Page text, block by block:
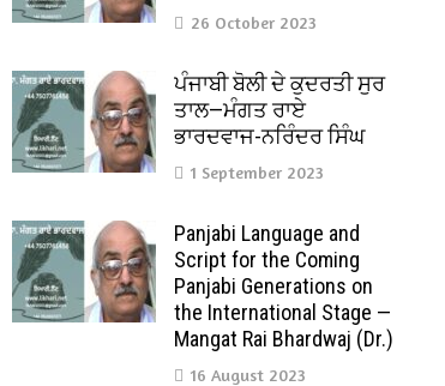
26 October 2023
ਪੰਜਾਬੀ ਬੋਲੀ ਦੇ ਕੁਦਰਤੀ ਸੁਰ
ਤਾਲ—ਮੰਗਤ ਰਾਏ
ਭਾਰਦਵਾਜ-ਨਰਿੰਦਰ ਸਿੰਘ
1 September 2023
Panjabi Language and
Script for the Coming
Panjabi Generations on
the International Stage —
Mangat Rai Bhardwaj (Dr.)
16 August 2023